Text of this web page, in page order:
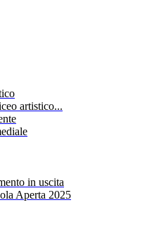
artistico...
in uscita
Aperta 2025